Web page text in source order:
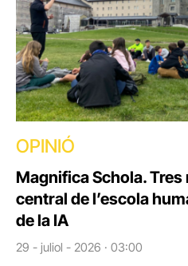
OPINIÓ
Magnifica Schola.
central de l’escola
de la IA
29 - juliol - 2026 · 03:00